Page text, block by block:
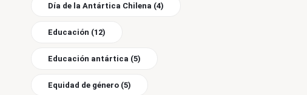
Día de la Antártica Chilena (4)
Educación (12)
Educación antártica (5)
Equidad de género (5)